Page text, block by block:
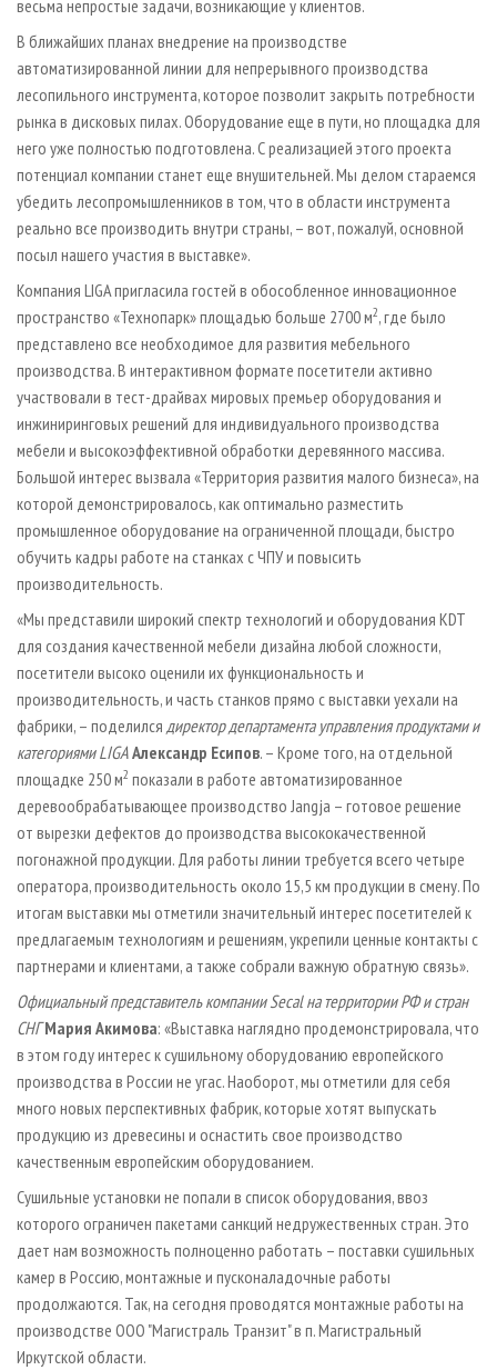
весьма непростые задачи, возникающие у клиентов.
В ближайших планах внедрение на производстве
автоматизированной линии для непрерывного производства
лесопильного инструмента, которое позволит закрыть потребности
рынка в дисковых пилах. Оборудование еще в пути, но площадка для
него уже полностью подготовлена. С реализацией этого проекта
потенциал компании станет еще внушительней. Мы делом стараемся
убедить лесопромышленников в том, что в области инструмента
реально все производить внутри страны, – вот, пожалуй, основной
посыл нашего участия в выставке».
Компания LIGA пригласила гостей в обособленное инновационное
пространство «Технопарк» площадью больше 2700 м2, где было
представлено все необходимое для развития мебельного
производства. В интерактивном формате посетители активно
участвовали в тест-драйвах мировых премьер оборудования и
инжиниринговых решений для индивидуального производства
мебели и высокоэффективной обработки деревянного массива.
Большой интерес вызвала «Территория развития малого бизнеса», на
которой демонстрировалось, как оптимально разместить
промышленное оборудование на ограниченной площади, быстро
обучить кадры работе на станках с ЧПУ и повысить
производительность.
«Мы представили широкий спектр технологий и оборудования KDT
для создания качественной мебели дизайна любой сложности,
посетители высоко оценили их функциональность и
производительность, и часть станков прямо с выставки уехали на
фабрики, – поделился директор департамента управления продуктами и
категориями LIGAАлександр Есипов. – Кроме того, на отдельной
площадке 250 м2 показали в работе автоматизированное
деревообрабатывающее производство Jangja – готовое решение
от вырезки дефектов до производства высококачественной
погонажной продукции. Для работы линии требуется всего четыре
оператора, производительность около 15,5 км продукции в смену. По
итогам выставки мы отметили значительный интерес посетителей к
предлагаемым технологиям и решениям, укрепили ценные контакты с
партнерами и клиентами, а также собрали важную обратную связь».
Официальный представитель компании Secal на территории РФ и стран
СНГ Мария Акимова: «Выставка наглядно продемонстрировала, что
в этом году интерес к сушильному оборудованию европейского
производства в России не угас. Наоборот, мы отметили для себя
много новых перспективных фабрик, которые хотят выпускать
продукцию из древесины и оснастить свое производство
качественным европейским оборудованием.
Сушильные установки не попали в список оборудования, ввоз
которого ограничен пакетами санкций недружественных стран. Это
дает нам возможность полноценно работать – поставки сушильных
камер в Россию, монтажные и пусконаладочные работы
продолжаются. Так, на сегодня проводятся монтажные работы на
производстве ООО "Магистраль Транзит" в п. Магистральный
Иркутской области.